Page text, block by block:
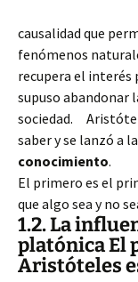
causalidad que
fenómenos
recupera el interés
supuso abandonar
sociedad.
saber y se lanzó a
conocimiento.
El primero es el
que algo sea y no
1.2. La
platónica El
Aristóteles